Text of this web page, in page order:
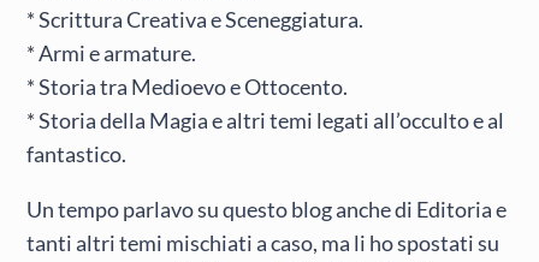
* Scrittura Creativa e Sceneggiatura.
* Armi e armature.
* Storia tra Medioevo e Ottocento.
* Storia della Magia e altri temi legati all’occulto e al
fantastico.
Un tempo parlavo su questo blog anche di Editoria e
tanti altri temi mischiati a caso, ma li ho spostati su